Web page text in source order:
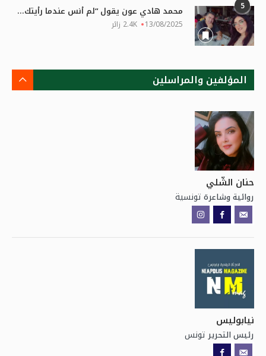
5 محمد هادي عون يقول “لم أنس عندما رأيتك...
13/08/2025 2.4K زائر
المؤلفين والمراسلين
حنان الشّلي
روائية وشاعرة تونسية
نيابوليس
رئيس التحرير تونس